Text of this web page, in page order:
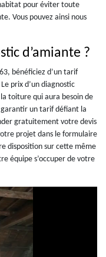
pour éviter toute
Vous pouvez ainsi nous
d’amiante ?
bénéficiez d’un tarif
prix d’un diagnostic
toiture qui aura besoin de
garantir un tarif défiant la
gratuitement votre devis
projet dans le formulaire
disposition sur cette même
équipe s’occuper de votre